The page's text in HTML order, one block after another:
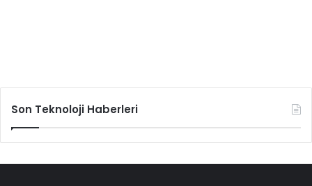
Son Teknoloji Haberleri